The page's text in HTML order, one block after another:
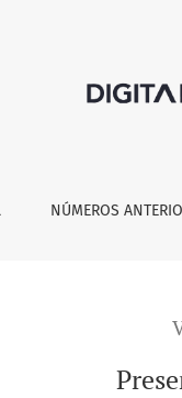
NÚMEROS